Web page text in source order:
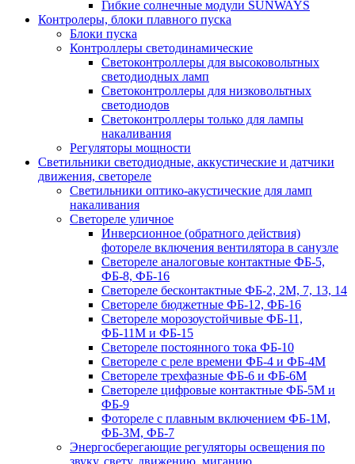
Гибкие солнечные модули SUNWAYS
Контролеры, блоки плавного пуска
Блоки пуска
Контроллеры светодинамические
Светоконтроллеры для высоковольтных
светодиодных ламп
Светоконтроллеры для низковольтных
светодиодов
Светоконтроллеры только для лампы
накаливания
Регуляторы мощности
Светильники светодиодные, аккустические и датчики
движения, светореле
Светильники оптико-акустические для ламп
накаливания
Светореле уличное
Инверсионное (обратного действия)
фотореле включения вентилятора в санузле
Светореле аналоговые контактные ФБ-5,
ФБ-8, ФБ-16
Светореле бесконтактные ФБ-2, 2М, 7, 13, 14
Светореле бюджетные ФБ-12, ФБ-16
Светореле морозоустойчивые ФБ-11,
ФБ-11М и ФБ-15
Светореле постоянного тока ФБ-10
Светореле с реле времени ФБ-4 и ФБ-4М
Светореле трехфазные ФБ-6 и ФБ-6М
Светореле цифровые контактные ФБ-5М и
ФБ-9
Фотореле с плавным включением ФБ-1М,
ФБ-3М, ФБ-7
Энергосберегающие регуляторы освещения по
звуку, свету, движению, миганию